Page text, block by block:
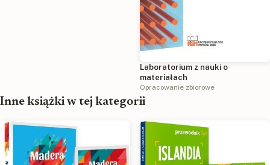
Laboratorium z nauki o
materiałach
Opracowanie zbiorowe
Inne książki w tej kategorii